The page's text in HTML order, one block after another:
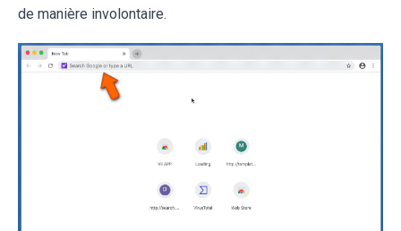
de manière involontaire.